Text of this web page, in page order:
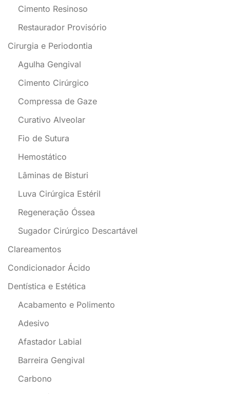
Cimento Resinoso
Restaurador Provisório
Cirurgia e Periodontia
Agulha Gengival
Cimento Cirúrgico
Compressa de Gaze
Curativo Alveolar
Fio de Sutura
Hemostático
Lâminas de Bisturi
Luva Cirúrgica Estéril
Regeneração Óssea
Sugador Cirúrgico Descartável
Clareamentos
Condicionador Ácido
Dentística e Estética
Acabamento e Polimento
Adesivo
Afastador Labial
Barreira Gengival
Carbono